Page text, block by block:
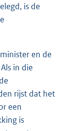
is de
en de
in die
rijst dat het
een
is